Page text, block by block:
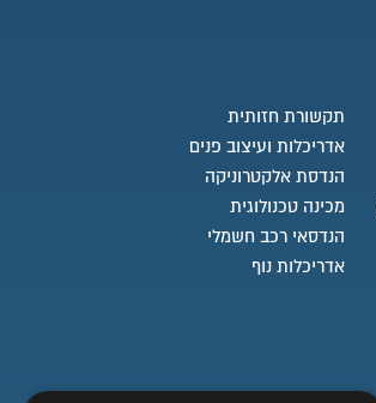
תקשורת חזותית
אדריכלות ועיצוב פנים
הנדסת אלקטרוניקה
מכינה טכנולוגית
הנדסאי רכב חשמלי
אדריכלות נוף